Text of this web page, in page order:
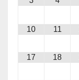
10 11
17 18